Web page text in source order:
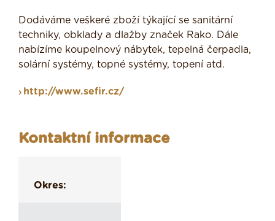
Dodáváme veškeré zboží týkající se sanitární
techniky, obklady a dlažby značek Rako. Dále
nabízíme koupelnový nábytek, tepelná čerpadla,
solární systémy, topné systémy, topení atd.
http://www.sefir.cz/
Kontaktní informace
Okres: